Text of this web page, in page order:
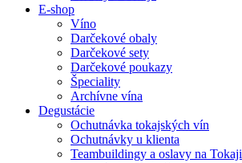
E-shop
Víno
Darčekové obaly
Darčekové sety
Darčekové poukazy
Špeciality
Archívne vína
Degustácie
Ochutnávka tokajských vín
Ochutnávky u klienta
Teambuildingy a oslavy na Tokaji